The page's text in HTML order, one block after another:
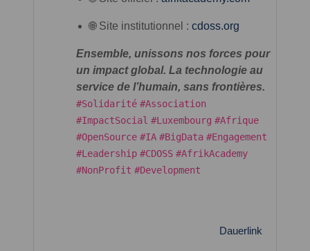
🌐 Site institutionnel :cdoss.org
Ensemble, unissons nos forces pour
un impact global. La technologie au
service de l’humain, sans frontières.
#Solidarité #Association
#ImpactSocial #Luxembourg #Afrique
#OpenSource #IA #BigData #Engagement
#Leadership #CDOSS #AfrikAcademy
#NonProfit #Development
Dauerlink